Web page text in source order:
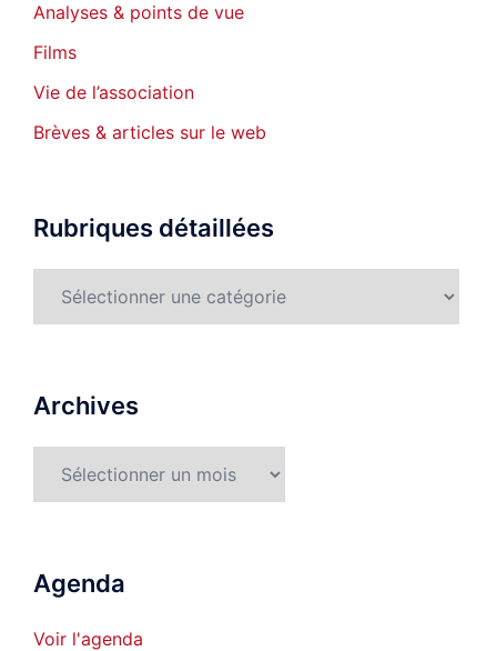
Analyses & points de vue
Films
Vie de l’association
Brèves & articles sur le web
Rubriques détaillées
Archives
Agenda
Voir l'agenda